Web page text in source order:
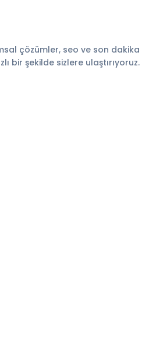
çözümler, seo ve son dakika
bir şekilde sizlere ulaştırıyoruz.